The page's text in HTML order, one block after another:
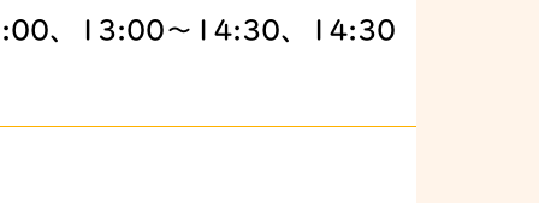
、13:00～14:30、14:30